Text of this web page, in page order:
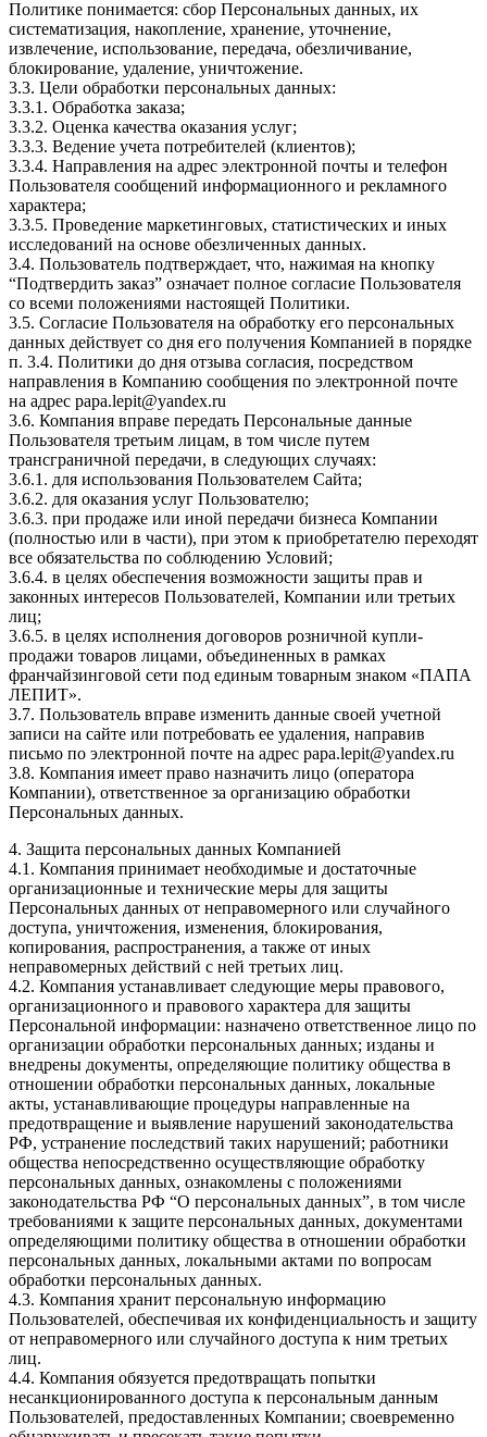
Политике понимается: сбор Персональных данных, их
систематизация, накопление, хранение, уточнение,
извлечение, использование, передача, обезличивание,
блокирование, удаление, уничтожение.
3.3. Цели обработки персональных данных:
3.3.1. Обработка заказа;
3.3.2. Оценка качества оказания услуг;
3.3.3. Ведение учета потребителей (клиентов);
3.3.4. Направления на адрес электронной почты и телефон
Пользователя сообщений информационного и рекламного
характера;
3.3.5. Проведение маркетинговых, статистических и иных
исследований на основе обезличенных данных.
3.4. Пользователь подтверждает, что, нажимая на кнопку
“Подтвердить заказ” означает полное согласие Пользователя
со всеми положениями настоящей Политики.
3.5. Согласие Пользователя на обработку его персональных
данных действует со дня его получения Компанией в порядке
п. 3.4. Политики до дня отзыва согласия, посредством
направления в Компанию сообщения по электронной почте
на адрес papa.lepit@yandex.ru
3.6. Компания вправе передать Персональные данные
Пользователя третьим лицам, в том числе путем
трансграничной передачи, в следующих случаях:
3.6.1. для использования Пользователем Сайта;
3.6.2. для оказания услуг Пользователю;
3.6.3. при продаже или иной передачи бизнеса Компании
(полностью или в части), при этом к приобретателю переходят
все обязательства по соблюдению Условий;
3.6.4. в целях обеспечения возможности защиты прав и
законных интересов Пользователей, Компании или третьих
лиц;
3.6.5. в целях исполнения договоров розничной купли-
продажи товаров лицами, объединенных в рамках
франчайзинговой сети под единым товарным знаком «ПАПА
ЛЕПИТ».
3.7. Пользователь вправе изменить данные своей учетной
записи на сайте или потребовать ее удаления, направив
письмо по электронной почте на адрес papa.lepit@yandex.ru
3.8. Компания имеет право назначить лицо (оператора
Компании), ответственное за организацию обработки
Персональных данных.
4. Защита персональных данных Компанией
4.1. Компания принимает необходимые и достаточные
организационные и технические меры для защиты
Персональных данных от неправомерного или случайного
доступа, уничтожения, изменения, блокирования,
копирования, распространения, а также от иных
неправомерных действий с ней третьих лиц.
4.2. Компания устанавливает следующие меры правового,
организационного и правового характера для защиты
Персональной информации: назначено ответственное лицо по
организации обработки персональных данных; изданы и
внедрены документы, определяющие политику общества в
отношении обработки персональных данных, локальные
акты, устанавливающие процедуры направленные на
предотвращение и выявление нарушений законодательства
РФ, устранение последствий таких нарушений; работники
общества непосредственно осуществляющие обработку
персональных данных, ознакомлены с положениями
законодательства РФ “О персональных данных”, в том числе
требованиями к защите персональных данных, документами
определяющими политику общества в отношении обработки
персональных данных, локальными актами по вопросам
обработки персональных данных.
4.3. Компания хранит персональную информацию
Пользователей, обеспечивая их конфиденциальность и защиту
от неправомерного или случайного доступа к ним третьих
лиц.
4.4. Компания обязуется предотвращать попытки
несанкционированного доступа к персональным данным
Пользователей, предоставленных Компании; своевременно